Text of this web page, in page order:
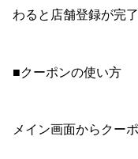
わると店舗登録が完了
■クーポンの使い方
メイン画面からクー